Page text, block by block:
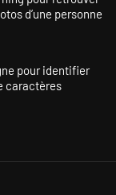
d’une personne
pour identifier
caractères